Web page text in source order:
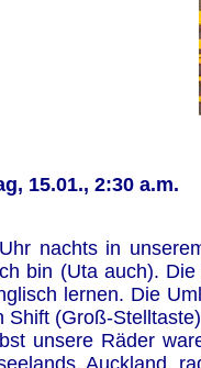
15.01., 2:30 a.m.
nachts in
bin (Uta auch).
lernen. Die
Shift (Groß-
unsere Räder
Auckland,